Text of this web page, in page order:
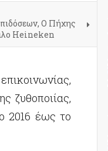
Ο Πήχης
Heineken
ζυθοποιίας,
2016 έως το